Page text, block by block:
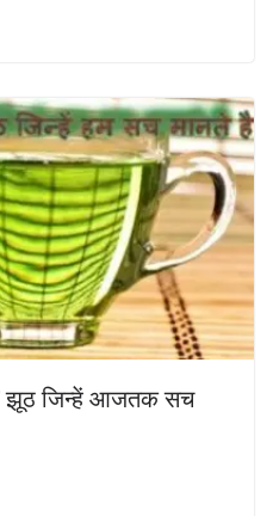
झूठ जिन्‍हें आजतक सच